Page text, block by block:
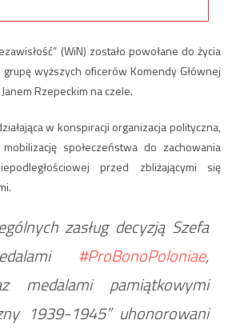
(WiN) zostało powołane do życia
wyższych oficerów Komendy Głównej
Rzepeckim na czele.
w konspiracji organizacja polityczna,
społeczeństwa do zachowania
przed zbliżającymi się
zasług decyzją Szefa
#ProBonoPoloniae,
pamiątkowymi
1939-1945” uhonorowani